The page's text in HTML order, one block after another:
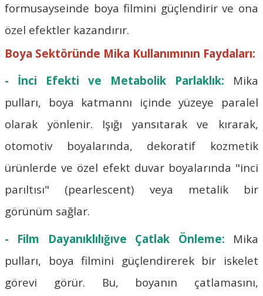
formusayseinde boya filmini güçlendirir ve ona
özel efektler kazandırır.
Boya Sektöründe Mika Kullanımının Faydaları:
- İnci Efekti ve Metabolik Parlaklık: Mika
pulları, boya katmannı içinde yüzeye paralel
olarak yönlenir. Işığı yansıtarak ve kırarak,
otomotiv boyalarında, dekoratif kozmetik
ürünlerde ve özel efekt duvar boyalarında "inci
parıltısı" (pearlescent) veya metalik bir
görünüm sağlar.
- Film Dayanıklılığıve Çatlak Önleme: Mika
pulları, boya filmini güçlendirerek bir iskelet
görevi görür. Bu, boyanın çatlamasını,